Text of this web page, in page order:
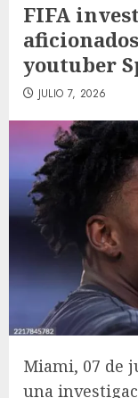
FIFA
youtuber
JULIO 7, 2026
Miami, 07 de
una